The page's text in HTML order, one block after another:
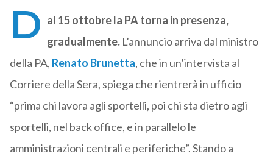
D al 15 ottobre la PA torna in presenza,
gradualmente.L’annuncio arriva dal ministro
della PA, Renato Brunetta, che in un’intervista al
Corriere della Sera, spiega che rientrerà in ufficio
“prima chi lavora agli sportelli, poi chi sta dietro agli
sportelli, nel back office, e in parallelo le
amministrazioni centrali e periferiche”. Stando a